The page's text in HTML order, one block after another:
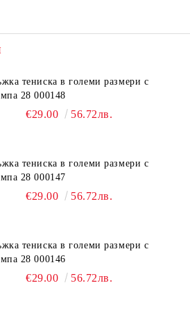
тениска в големи размери с
28 000148
€29.00 56.72лв.
тениска в големи размери с
28 000147
€29.00 56.72лв.
тениска в големи размери с
28 000146
€29.00 56.72лв.